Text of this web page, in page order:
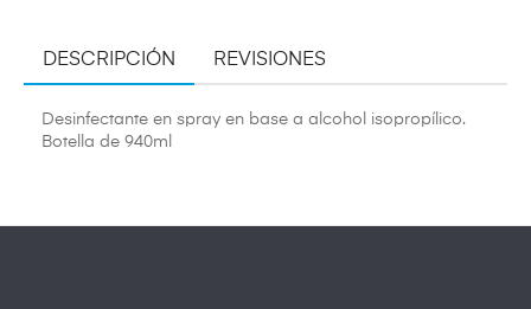
DESCRIPCIÓN REVISIONES
Desinfectante en spray en base a alcohol isopropílico.
Botella de 940ml